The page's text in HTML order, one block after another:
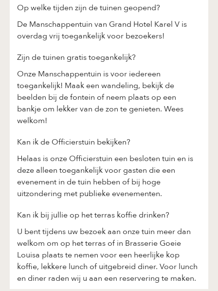
Op welke tijden zijn de tuinen geopend?
De Manschappentuin van Grand Hotel Karel V is
overdag vrij toegankelijk voor bezoekers!
Zijn de tuinen gratis toegankelijk?
Onze Manschappentuin is voor iedereen
toegankelijk! Maak een wandeling, bekijk de
beelden bij de fontein of neem plaats op een
bankje om lekker van de zon te genieten. Wees
welkom!
Kan ik de Officierstuin bekijken?
Helaas is onze Officierstuin een besloten tuin en is
deze alleen toegankelijk voor gasten die een
evenement in de tuin hebben of bij hoge
uitzondering met publieke evenementen.
Kan ik bij jullie op het terras koffie drinken?
U bent tijdens uw bezoek aan onze tuin meer dan
welkom om op het terras of in Brasserie Goeie
Louisa plaats te nemen voor een heerlijke kop
koffie, lekkere lunch of uitgebreid diner. Voor lunch
en diner raden wij u aan een reservering te maken.